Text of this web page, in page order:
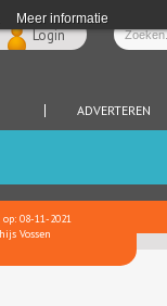
Meer informatie
Login
ADVERTEREN
08-11-2021
Vossen